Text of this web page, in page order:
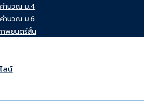
คำนวณ ม.4
คำนวณ ม.6
าพยนตร์สั้น
ลน์